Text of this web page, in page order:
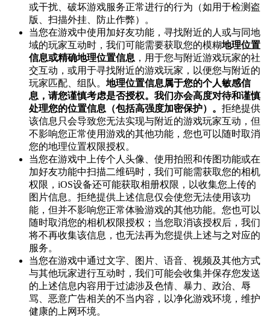
或干扰、破坏游戏服务正常进行的行为（如用于检测盗
版、扫描外挂、防止作弊）。
当您在游戏中使用加好友功能，寻找附近的人或与同地
域的玩家互动时，我们可能需要获取您的模糊地理位置
信息或精确地理位置信息 ，用于您与附近游戏玩家的社
交互动，或用于寻找附近的游戏玩家，以便您与附近的
玩家匹配、组队。 地理位置信息属于您的个人敏感信
息，请您谨慎考虑是否授权。我们亦会高度对待和谨慎
处理您的位置信息（包括高强度加密保护）。 拒绝提供
该信息只会导致您无法实现与附近的游戏玩家互动，但
不影响您正常使用游戏的其他功能，您也可以随时取消
您的地理位置权限授权。
当您在游戏中上传个人头像、使用拍照和传图功能或在
加好友功能中扫描二维码时，我们可能需获取您的相机
权限，iOS设备还可能获取相册权限，以收集您上传的
图片信息。拒绝提供上述信息仅会使您无法使用该功
能，但并不影响您正常体验游戏的其他功能。您也可以
随时取消您的相机权限授权；当您取消该授权后，我们
将不再收集该信息，也无法再为您提供上述与之对应的
服务。
当您在游戏中通过文字、图片、语音、视频及其他方式
与其他玩家进行互动时，我们可能会收集并保存您发送
的上述信息内容用于过滤涉及色情、暴力、政治、辱
骂、恶意广告相关的不当内容，以净化游戏环境，维护
健康的上网环境。